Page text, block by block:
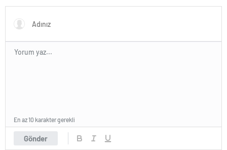
Gönder
En az 10 karakter gerekli